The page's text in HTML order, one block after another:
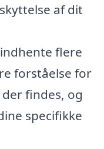
af dit
flere
forståelse for
findes, og
specifikke